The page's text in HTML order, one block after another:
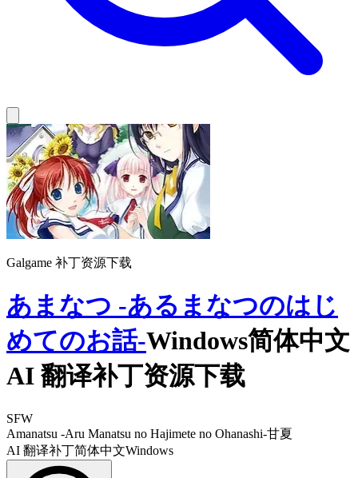
Galgame 补丁资源下载
あまなつ -あるまなつのはじ
めてのお話-Windows简体中文
AI 翻译补丁资源下载
SFW
Amanatsu -Aru Manatsu no Hajimete no Ohanashi-甘夏
AI 翻译补丁简体中文Windows